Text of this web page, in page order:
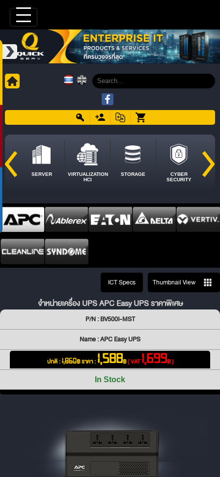
SERVER
VIRTUALIZATION
HCI
STORAGE
CYBER
SECURITY
ICT Specs Thumbnail View
จำหน่ายเครื่อง UPS APC Easy UPS ราคาพิเศษ
P/N : BV500I-MST
Name : APC Easy UPS
ปกติ :1,860฿ราคา : 1,588฿[ VAT1,699฿ ]
In Stock